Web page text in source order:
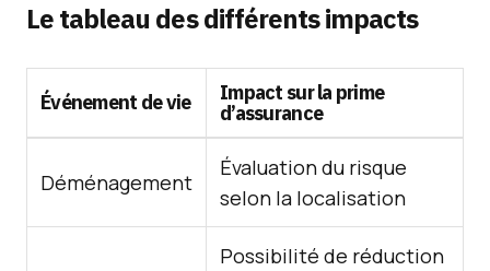
Le tableau des différents impacts
Événement de vie
Impact sur la prime
d’assurance
Déménagement
Évaluation du risque
selon la localisation
Possibilité de réduction